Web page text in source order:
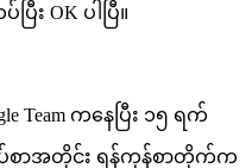
ြီး OK ပါပြီ။
Team ကနေပြီး ၁၅ ရက်
စာအတိုင်း ရန်ကုန်စာတိုက်က